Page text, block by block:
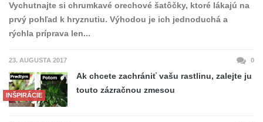
Vychutnajte si chrumkavé orechové šatôčky, ktoré lákajú na
prvý pohľad k hryznutiu. Výhodou je ich jednoduchá a
rýchla príprava len...
23. AUGUSTA 2017 0
INŠPIRÁCIE
Ak chcete zachrániť vašu rastlinu, zalejte ju
touto zázračnou zmesou